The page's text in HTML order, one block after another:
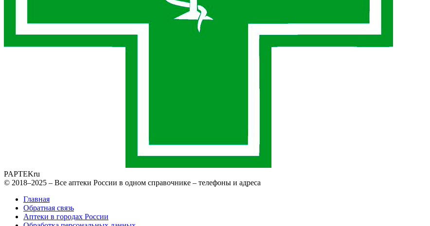
PAPTEKru
© 2018–2025 – Все аптеки России в одном справочнике – телефоны и адреса
Главная
Обратная связь
Аптеки в городах России